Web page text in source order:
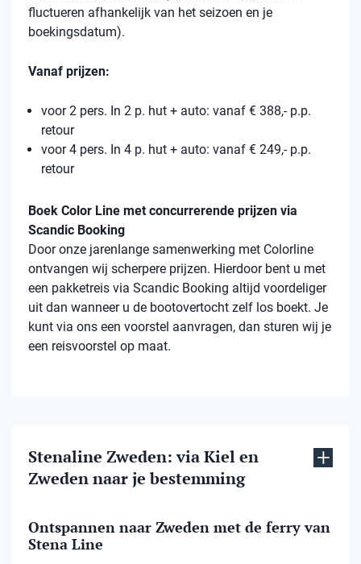
fluctueren afhankelijk van het seizoen en je
boekingsdatum).
Vanaf prijzen:
voor 2 pers. In 2 p. hut + auto: vanaf € 388,- p.p.
retour
voor 4 pers. In 4 p. hut + auto: vanaf € 249,- p.p.
retour
Boek Color Line met concurrerende prijzen via
Scandic Booking
Door onze jarenlange samenwerking met Colorline
ontvangen wij scherpere prijzen. Hierdoor bent u met
een pakketreis via Scandic Booking altijd voordeliger
uit dan wanneer u de bootovertocht zelf los boekt. Je
kunt via ons een voorstel aanvragen, dan sturen wij je
een reisvoorstel op maat.
Stenaline Zweden: via Kiel en
Zweden naar je bestemming
Ontspannen naar Zweden met de ferry van
Stena Line